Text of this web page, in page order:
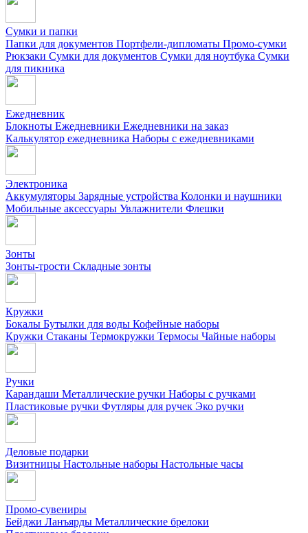
Сумки и папки
Папки для документов Портфели-дипломаты Промо-сумки
Рюкзаки Сумки для документов Сумки для ноутбука Сумки
для пикника
Ежедневник
Блокноты Ежедневники Ежедневники на заказ
Калькулятор ежедневника Наборы с ежедневниками
Электроника
Аккумуляторы Зарядные устройства Колонки и наушники
Мобильные аксессуары Увлажнители Флешки
Зонты
Зонты-трости Складные зонты
Кружки
Бокалы Бутылки для воды Кофейные наборы
Кружки Стаканы Термокружки Термосы Чайные наборы
Ручки
Карандаши Металлические ручки Наборы с ручками
Пластиковые ручки Футляры для ручек Эко ручки
Деловые подарки
Визитницы Настольные наборы Настольные часы
Промо-сувениры
Бейджи Ланъярды Металлические брелоки